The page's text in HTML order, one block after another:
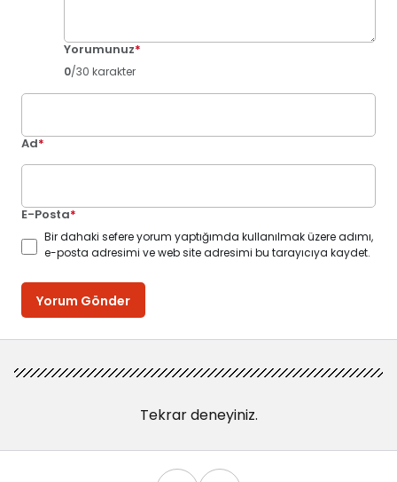
Yorumunuz*
0/30 karakter
Ad*
E-Posta*
Bir dahaki sefere yorum yaptığımda kullanılmak üzere adımı,
e-posta adresimi ve web site adresimi bu tarayıcıya kaydet.
Yorum Gönder
Tekrar deneyiniz.